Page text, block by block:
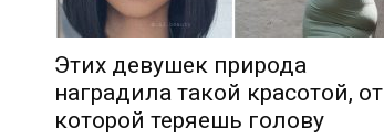
Этих девушек природа
наградила такой красотой, от
которой теряешь голову